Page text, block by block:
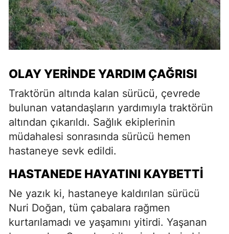
OLAY YERINDE YARDIM ÇAĞRISI
Traktörün altında kalan sürücü, çevrede
bulunan vatandaşların yardımıyla traktörün
altından çıkarıldı. Sağlık ekiplerinin
müdahalesi sonrasında sürücü hemen
hastaneye sevk edildi.
HASTANEDE HAYATINI KAYBETTI
Ne yazık ki, hastaneye kaldırılan sürücü
Nuri Doğan, tüm çabalara rağmen
kurtarılamadı ve yaşamını yitirdi. Yaşanan